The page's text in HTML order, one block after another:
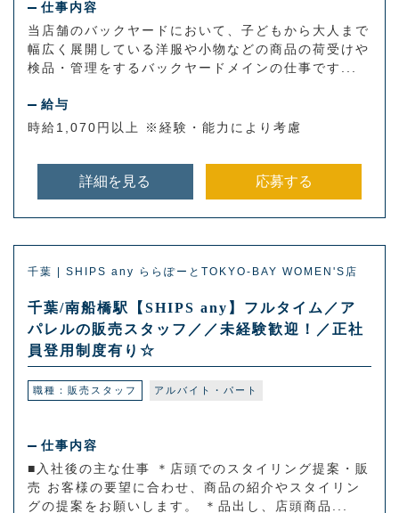
仕事内容
当店舗のバックヤードにおいて、子どもから大人まで
幅広く展開している洋服や小物などの商品の荷受けや
検品・管理をするバックヤードメインの仕事です...
給与
時給1,070円以上 ※経験・能力により考慮
詳細を見る 応募する
千葉 | SHIPS any ららぽーとTOKYO-BAY WOMEN'S店
千葉/南船橋駅【SHIPS any】フルタイム／ア
パレルの販売スタッフ／／未経験歓迎！／正社
員登用制度有り☆
職種：販売スタッフ アルバイト・パート
仕事内容
■入社後の主な仕事 ＊店頭でのスタイリング提案・販
売 お客様の要望に合わせ、商品の紹介やスタイリン
グの提案をお願いします。 ＊品出し、店頭商品...